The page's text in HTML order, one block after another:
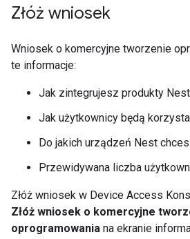
Złóż wniosek
Wniosek o komercyjne tworzenie
te informacje:
Jak zintegrujesz produkty
Jak użytkownicy będą
Do jakich urządzeń Nest
Przewidywana liczba
Złóż wniosek w Device Access
Złóż wniosek o komercyjne
oprogramowania na ekranie